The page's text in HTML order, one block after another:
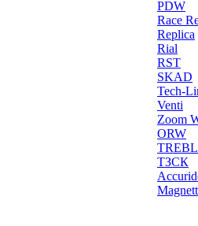
PDW
Race
Replica
Rial
RST
SKAD
Tech-
Venti
Zoom
ORW
TREBL
ТЗСК